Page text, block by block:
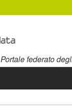
Portale federato